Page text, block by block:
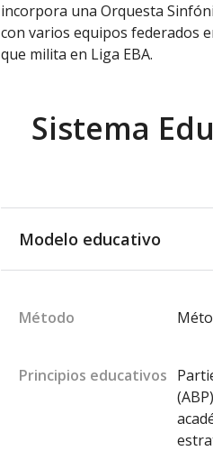
incorpora una Orquesta
con varios equipos federados
que milita en Liga EBA.
Sistema
Modelo educativo
Método
Principios educativos